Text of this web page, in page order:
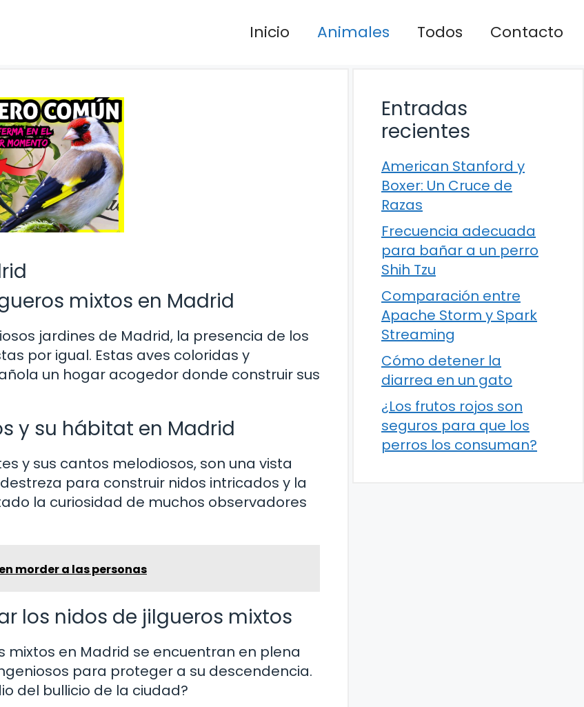
Inicio Animales Todos Contacto
mixtos en Madrid
jardines de Madrid, la presencia de los
por igual. Estas aves coloridas y
un hogar acogedor donde construir sus
y su hábitat en Madrid
y sus cantos melodiosos, son una vista
para construir nidos intricados y la
la curiosidad de muchos observadores
morder a las personas
los nidos de jilgueros mixtos
mixtos en Madrid se encuentran en plena
para proteger a su descendencia.
del bullicio de la ciudad?
Entradas
recientes
American Stanford y
Boxer: Un Cruce de
Razas
Frecuencia adecuada
para bañar a un perro
Shih Tzu
Comparación entre
Apache Storm y Spark
Streaming
Cómo detener la
diarrea en un gato
¿Los frutos rojos son
seguros para que los
perros los consuman?